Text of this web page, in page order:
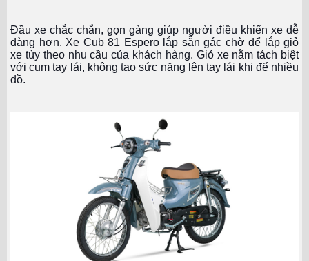
Đầu xe chắc chắn, gọn gàng giúp người điều khiển xe dễ
dàng hơn. Xe Cub 81 Espero lắp sẵn gác chờ để lắp giỏ
xe tùy theo nhu cầu của khách hàng. Giỏ xe nằm tách biệt
với cụm tay lái, không tạo sức nặng lên tay lái khi để nhiều
đồ.